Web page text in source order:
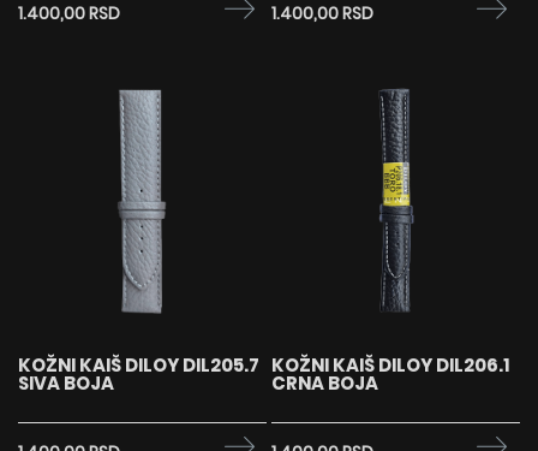
1.400,00 RSD 1.400,00 RSD
KOŽNI KAIŠ DILOY DIL205.7
SIVA BOJA
KOŽNI KAIŠ DILOY DIL206.1
CRNA BOJA